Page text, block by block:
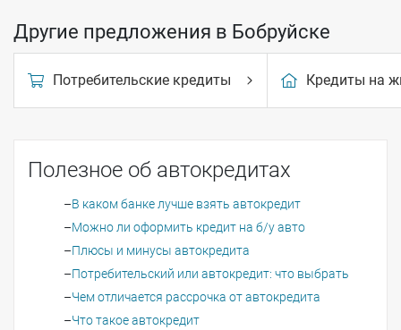
Другие предложения в Бобруйске
Потребительские кредиты Кредиты на
Полезное об автокредитах
В каком банке лучше взять автокредит
Можно ли оформить кредит на б/у авто
Плюсы и минусы автокредита
Потребительский или автокредит: что выбрать
Чем отличается рассрочка от автокредита
Что такое автокредит